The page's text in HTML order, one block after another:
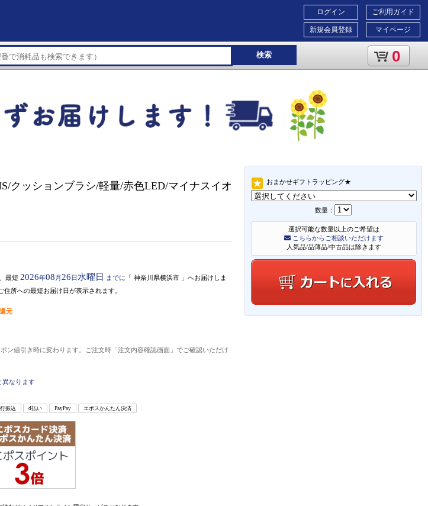
ご利用ガイド
マイページ
ログイン
新規会員登録
検索 0
おまかせギフトラッピング★
数量：
選択可能な数量以上のご希望は
こちらからご相談いただけます
人気品/品薄品/中古品は除きます
クッションブラシ/軽量/赤色LED/マイナスイオ
最短 2026年08 月 26日 水曜日 までに 「 神奈川県横浜市 」 へお届けしま
住所への最短お届け日が表示されます。
元
ン値引き時に変わります。ご注文時「注文内容確認画面」でご確認いただけ
異なります
振込 d払い PayPay エポスかんたん決済